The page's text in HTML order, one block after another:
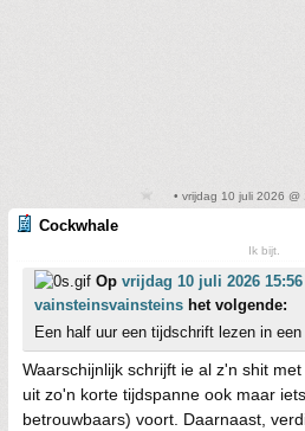
• vrijdag 10 juli 2026 @
Cockwhale
Ik bijt.
Op vrijdag 10 juli 2026 15:56
vainsteinsvainsteins het volgende:
Een half uur een tijdschrift lezen in
Waarschijnlijk schrijft ie al z'n shit
uit zo'n korte tijdspanne ook maar
betrouwbaars) voort. Daarnaast,